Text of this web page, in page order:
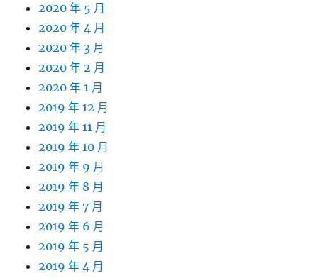
2020 年 5 月
2020 年 4 月
2020 年 3 月
2020 年 2 月
2020 年 1 月
2019 年 12 月
2019 年 11 月
2019 年 10 月
2019 年 9 月
2019 年 8 月
2019 年 7 月
2019 年 6 月
2019 年 5 月
2019 年 4 月